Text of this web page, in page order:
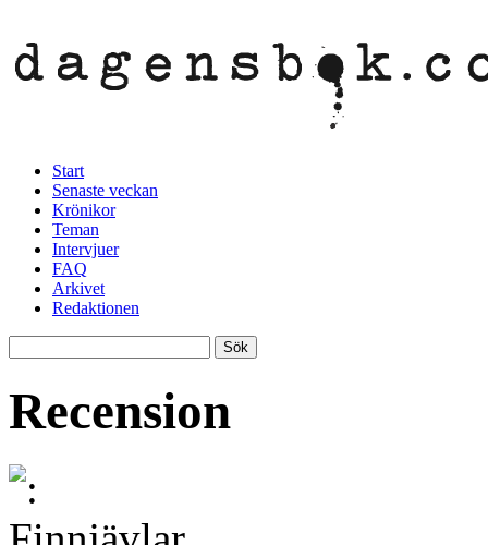
Start
Senaste veckan
Krönikor
Teman
Intervjuer
FAQ
Arkivet
Redaktionen
Recension